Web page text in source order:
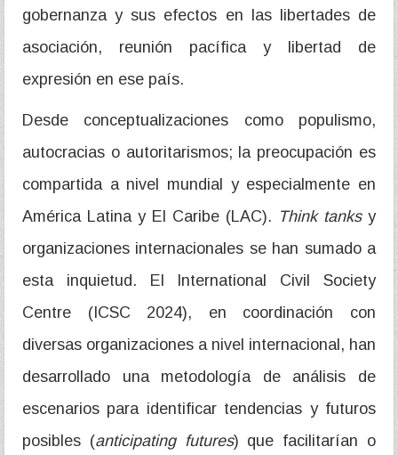
gobernanza y sus efectos en las libertades de
asociación, reunión pacífica y libertad de
expresión en ese país.
Desde conceptualizaciones como populismo,
autocracias o autoritarismos; la preocupación es
compartida a nivel mundial y especialmente en
América Latina y El Caribe (LAC). Think tanksy
organizaciones internacionales se han sumado a
esta inquietud. El International Civil Society
Centre (ICSC 2024), en coordinación con
diversas organizaciones a nivel internacional, han
desarrollado una metodología de análisis de
escenarios para identificar tendencias y futuros
posibles (anticipating futures) que facilitarían o